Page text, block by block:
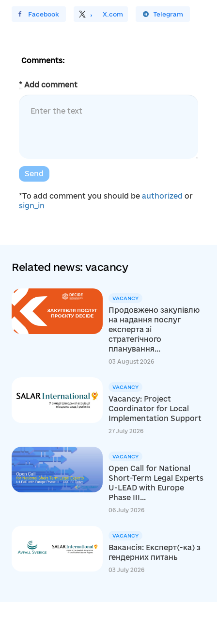
У FacebookПоділитись X.com
Поширити У Telegram
Comments:
* Add comment
Send
*To add comment you should be authorized or
sign_in
Related news: vacancy
VACANCY
Продовжено закупівлю
на надання послуг
експерта зі
стратегічного
планування...
03 August 2026
VACANCY
Vacancy: Project
Coordinator for Local
Implementation Support
27 July 2026
VACANCY
Open Call for National
Short-Term Legal Experts
U-LEAD with Europe
Phase III...
06 July 2026
VACANCY
Вакансія: Експерт(-ка) з
гендерних питань
03 July 2026